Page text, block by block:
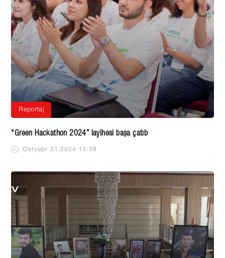
“Green Hackathon 2024” layihəsi başa çatıb
Oktyabr 31,2024 15:38
Reportaj